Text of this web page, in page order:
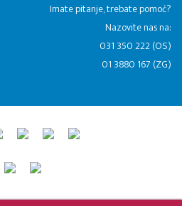
​Imate pitanje, trebate pomoć?
Nazovite nas na:
031 350 222 (OS)
01 3880 167 (ZG)